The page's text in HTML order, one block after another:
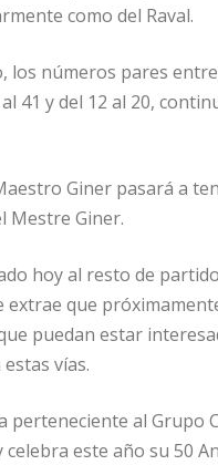
como del Raval.
los números pares
41 y del 12 al 20,
Giner pasará a
Mestre Giner.
hoy al resto de
extrae que
puedan estar
vías.
perteneciente al Grupo
este año su 50